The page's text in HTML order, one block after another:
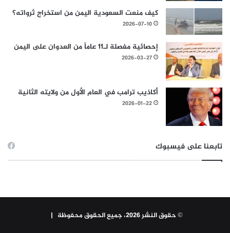
كيف منعت السعودية اليمن من استخراج ثرواته؟
2026-07-10
إحصائية مفصلة لـ11 عاماً من العدوان على اليمن
2026-03-27
أكاذيب ترامب في العام الأول من ولايته الثانية
2026-01-22
تابعنا على فيسبوك
© حقوق النشر 2026، جميع الحقوق محفوظة |